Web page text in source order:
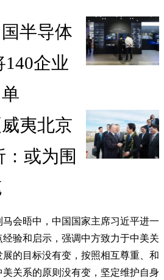
半导体
140企业
夷北京
或为围
会晤中，中国国家主席习近平进一
验和启示，强调中方致力于中美关
的目标没有变，按照相互尊重、和
关系的原则没有变，坚定维护自身